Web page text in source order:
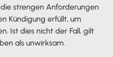
strengen Anforderungen
Kündigung erfüllt, um
Ist dies nicht der Fall, gilt
als unwirksam.